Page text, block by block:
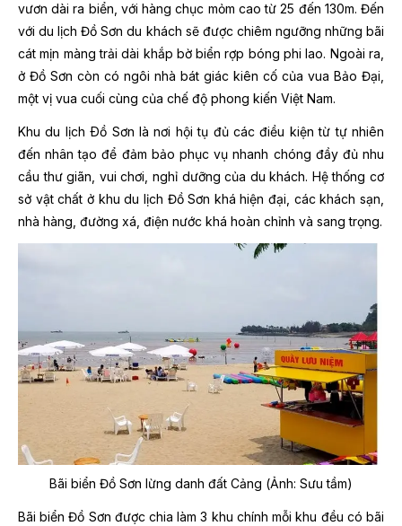
vươn dài ra biển, với hàng chục mỏm cao từ 25 đến 130m. Đến
với du lịch Đồ Sơn du khách sẽ được chiêm ngưỡng những bãi
cát mịn màng trải dài khắp bờ biển rợp bóng phi lao. Ngoài ra,
ở Đồ Sơn còn có ngôi nhà bát giác kiên cố của vua Bảo Đại,
một vị vua cuối cùng của chế độ phong kiến Việt Nam.
Khu du lịch Ðồ Sơn là nơi hội tụ đủ các điều kiện từ tự nhiên
đến nhân tạo để đảm bảo phục vụ nhanh chóng đầy đủ nhu
cầu thư giãn, vui chơi, nghỉ dưỡng của du khách. Hệ thống cơ
sở vật chất ở khu du lịch Đồ Sơn khá hiện đại, các khách sạn,
nhà hàng, đường xá, điện nước khá hoàn chỉnh và sang trọng.
Bãi biển Đồ Sơn lừng danh đất Cảng (Ảnh: Sưu tầm)
Bãi biển Đồ Sơn được chia làm 3 khu chính mỗi khu đều có bãi